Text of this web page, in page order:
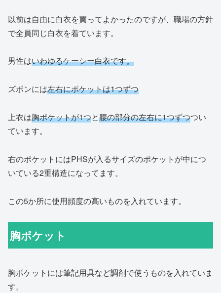
以前は自由に白衣を買ってよかったのですが、職場の方針
で全員同じ白衣を着ています。
男性はいわゆるケーシー白衣です。
ズボンには左右にポケットは1つずつ
上衣は胸ポケットが1つと腰の部分の左右に1つずつつい
ています。
右のポケットにはPHSが入るサイズのポケットが中につ
いている2重構造になってます。
この5か所に使用頻度の高いものを入れています。
胸ポケット
胸ポケットには筆記用具など調剤で使うものを入れていま
す。